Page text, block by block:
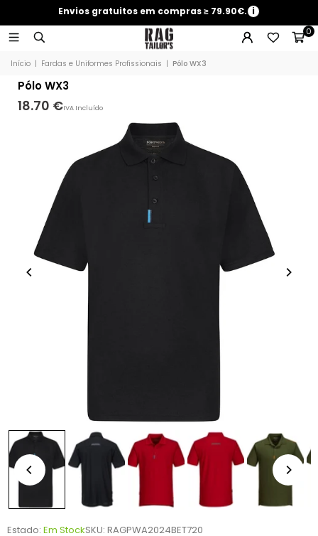
Envios gratuitos em compras ≥ 79.90€. i
0
Início | Fardas e Uniformes Profissionais | Pólo WX3
Pólo WX3
18.70 €IVA Incluído
Estado: Em StockSKU: RAGPWA2024BET720